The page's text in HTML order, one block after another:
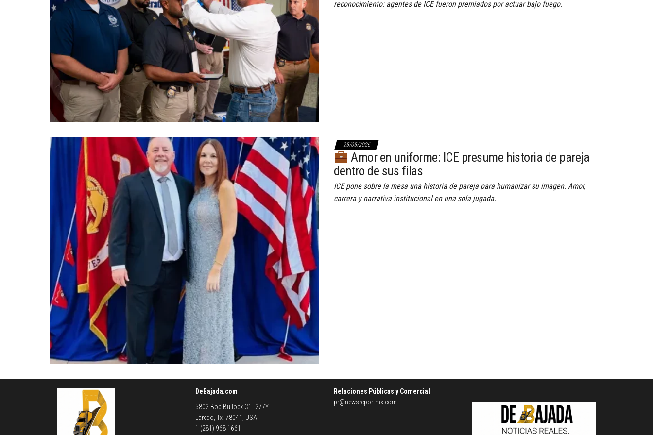
reconocimiento: agentes de ICE fueron premiados por actuar bajo fuego.
25/05/2026
Amor en uniforme: ICE presume historia de pareja
dentro de sus filas
ICE pone sobre la mesa una historia de pareja para humanizar su imagen. Amor,
carrera y narrativa institucional en una sola jugada.
DeBajada.com
5802 Bob Bullock C1- 277Y
Laredo, Tx. 78041, USA
1 (281) 968 1661
Relaciones Públicas y Comercial
pr@newsreportmx.com